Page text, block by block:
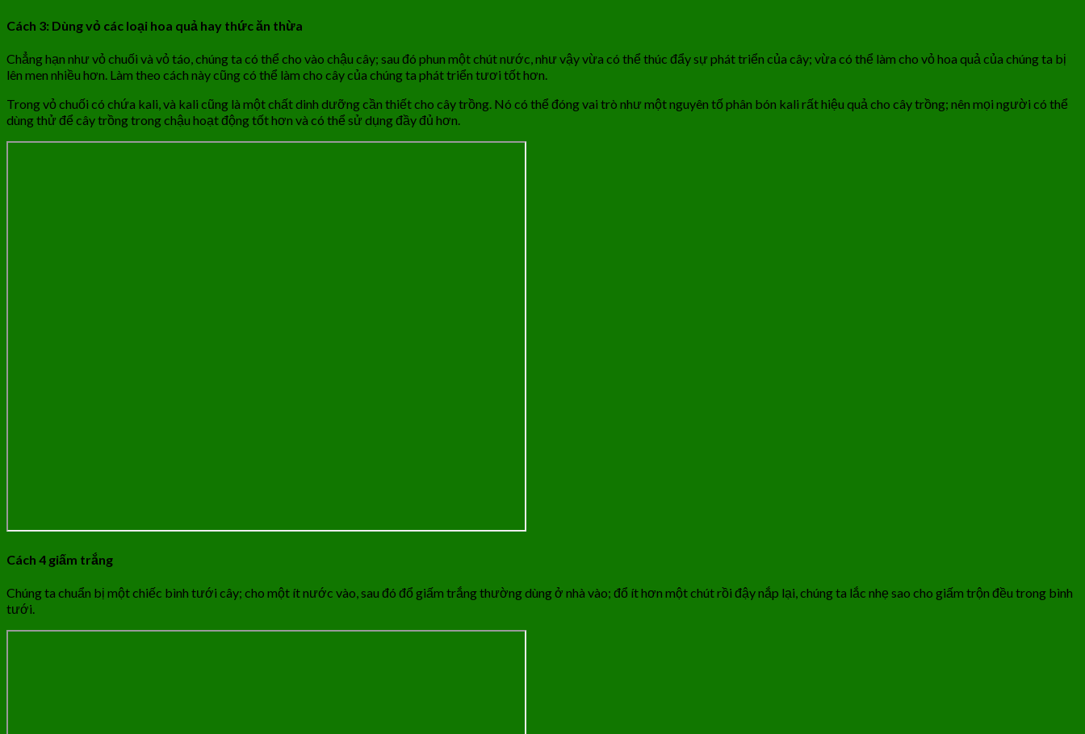
Cách 3: Dùng vỏ các loại hoa quả hay thức ăn thừa
Chẳng hạn như vỏ chuối và vỏ táo, chúng ta có thể cho vào chậu cây; sau đó phun một chút nước, như vậy vừa có thể thúc đẩy sự phát triển của cây; vừa có thể làm cho vỏ hoa quả của chúng ta bị
lên men nhiều hơn. Làm theo cách này cũng có thể làm cho cây của chúng ta phát triển tươi tốt hơn.
Trong vỏ chuối có chứa kali, và kali cũng là một chất dinh dưỡng cần thiết cho cây trồng. Nó có thể đóng vai trò như một nguyên tố phân bón kali rất hiệu quả cho cây trồng; nên mọi người có thể
dùng thử để cây trồng trong chậu hoạt động tốt hơn và có thể sử dụng đầy đủ hơn.
Cách 4 giấm trắng
Chúng ta chuẩn bị một chiếc bình tưới cây; cho một ít nước vào, sau đó đổ giấm trắng thường dùng ở nhà vào; đổ ít hơn một chút rồi đậy nắp lại, chúng ta lắc nhẹ sao cho giấm trộn đều trong bình
tưới.